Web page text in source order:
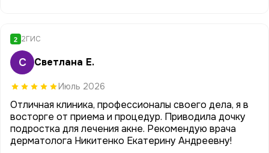
2 2ГИС
С Светлана Е.
Июль 2026
Отличная клиника, профессионалы своего дела, я в
восторге от приема и процедур. Приводила дочку
подростка для лечения акне. Рекомендую врача
дерматолога Никитенко Екатерину Андреевну!